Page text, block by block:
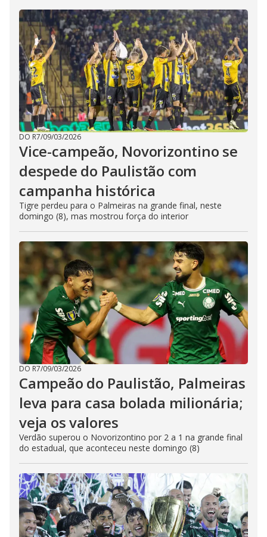
DO R7/09/03/2026
Vice-campeão, Novorizontino se
despede do Paulistão com
campanha histórica
Tigre perdeu para o Palmeiras na grande final, neste
domingo (8), mas mostrou força do interior
DO R7/09/03/2026
Campeão do Paulistão, Palmeiras
leva para casa bolada milionária;
veja os valores
Verdão superou o Novorizontino por 2 a 1 na grande final
do estadual, que aconteceu neste domingo (8)